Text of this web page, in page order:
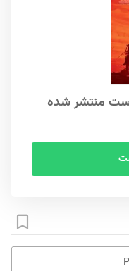
در شماره ۱۱۳ پیوست منتشر شده